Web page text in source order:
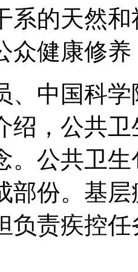
系的天然
众健康修
、中国科
绍，公共
。公共卫
部份。基
负责疾控